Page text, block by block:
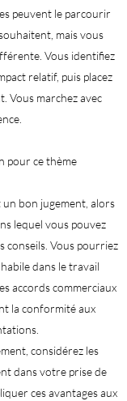
peuvent le parcourir
mais vous
Vous identifiez
relatif, puis placez
Vous marchez avec
pour ce thème
bon jugement, alors
lequel vous pouvez
conseils. Vous pourriez
dans le travail
accords commerciaux
la conformité aux
considérez les
dans votre prise de
ces avantages aux